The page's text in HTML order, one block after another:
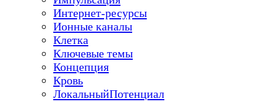
Интернет-ресурсы
Ионные каналы
Клетка
Ключевые темы
Концепция
Кровь
ЛокальныйПотенциал